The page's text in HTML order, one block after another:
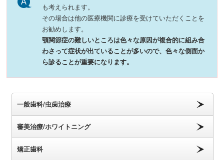
も考えられます。
その場合は他の医療機関に診療を受けていただくことを
お勧めします。
顎関節症の難しいところは色々な原因が複合的に組み合
わさって症状が出ていることが多いので、色々な側面か
ら診ることが重要になります。
一般歯科/虫歯治療
審美治療/ホワイトニング
矯正歯科